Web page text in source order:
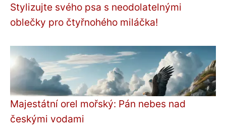
Stylizujte svého psa s neodolatelnými
oblečky pro čtyřnohého miláčka!
Majestátní orel mořský: Pán nebes nad
českými vodami